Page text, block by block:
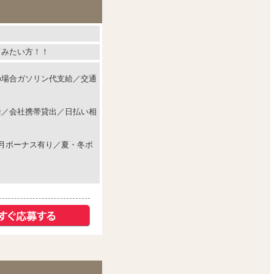
たい方！！
合ガソリン代支給／交通
会社携帯貸出／日払い相
ボーナス有り／夏・冬ボ